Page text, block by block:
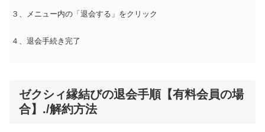
３、メニュー内の「退会する」をクリック
４、退会手続き完了
ゼクシィ縁結びの退会手順【有料会員の場
合】./解約方法